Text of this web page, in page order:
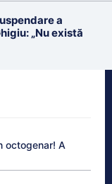
a
„Nu există
octogenar! A